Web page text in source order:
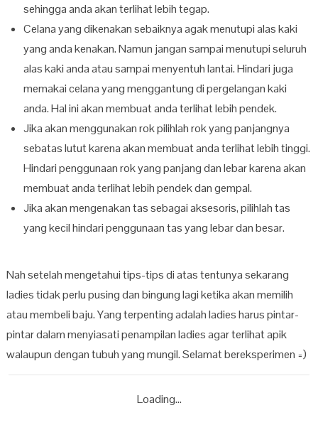
sehingga anda akan terlihat lebih tegap.
Celana yang dikenakan sebaiknya agak menutupi alas kaki
yang anda kenakan. Namun jangan sampai menutupi seluruh
alas kaki anda atau sampai menyentuh lantai. Hindari juga
memakai celana yang menggantung di pergelangan kaki
anda. Hal ini akan membuat anda terlihat lebih pendek.
Jika akan menggunakan rok pilihlah rok yang panjangnya
sebatas lutut karena akan membuat anda terlihat lebih tinggi.
Hindari penggunaan rok yang panjang dan lebar karena akan
membuat anda terlihat lebih pendek dan gempal.
Jika akan mengenakan tas sebagai aksesoris, pilihlah tas
yang kecil hindari penggunaan tas yang lebar dan besar.
Nah setelah mengetahui tips-tips di atas tentunya sekarang
ladies tidak perlu pusing dan bingung lagi ketika akan memilih
atau membeli baju. Yang terpenting adalah ladies harus pintar-
pintar dalam menyiasati penampilan ladies agar terlihat apik
walaupun dengan tubuh yang mungil. Selamat bereksperimen =)
Loading...